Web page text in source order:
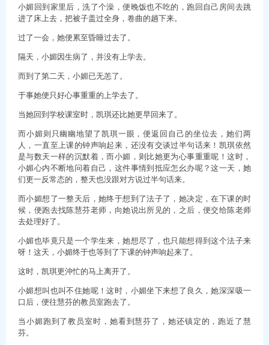
小媚回到家里后，洗了个澡，便晚饭也不吃的，跑回自己房间去跳
进了床上去，把被子盖过全身，卷曲的趟下来。
过了一会，她便累至昏睡过去了。
隔天，小媚因生病了，并没有上学去。
而到了第二天，小媚已无恙了。
于事她便只好心事重重的上学去了。
当她回到学校课室时，凯琪还比她更早回来了。
而小媚则只幽幽地望了凯琪一眼，便返回自己的坐位去，她们两
人，一直至上课的钟声响起来，还没有交谈过半句话来！凯琪依然
是与数天一样的沉默着，而小媚，则比她更为心事重重呢！这时，
小媚心内不断地问着自己，这件事情到抵应怎幺办呢？这一天，她
们更一反常态的，整天也没跟对方说过半句话来。
而小媚想了一整天后，她终于想到了法子了，她决定，在下课的时
候，便跑去找陈慧芬老师，向她说出所见的，之后，便交给陈老师
去处理好了。
小媚也毕竟只是一个学生来，她想尽了，也只能想得到这个法子来
呀！这天，小媚终于也等到了下课的钟声响起来了。
这时，凯琪更沖忙的马上离开了。
小媚想叫也叫不住她呢！这时，小媚坐下来想了良久，她深深吸一
口后，便往慧芬的教员室跑去了。
当小媚跑到了教员室时，她看到慧芬了，她还镇定的，跑近了慧
芬。